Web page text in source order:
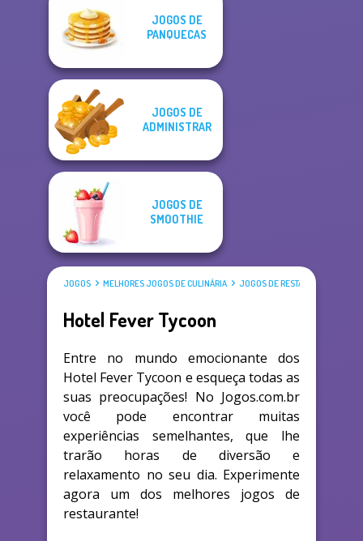
JOGOS DE
PANQUECAS
JOGOS DE
ADMINISTRAR
JOGOS DE
SMOOTHIE
JOGOS MELHORES JOGOS DE CULINÁRIA JOGOS DE RESTAURANTE
Hotel Fever Tycoon
Entre no mundo emocionante dos
Hotel Fever Tycoon e esqueça todas as
suas preocupações! No Jogos.com.br
você pode encontrar muitas
experiências semelhantes, que lhe
trarão horas de diversão e
relaxamento no seu dia. Experimente
agora um dos melhores jogos de
restaurante!